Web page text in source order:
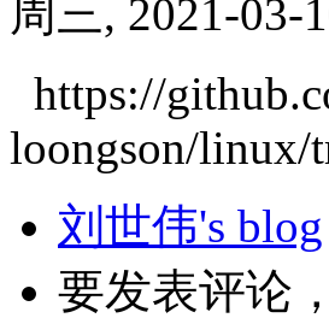
周三, 2021-
https://
loongson/linux/
刘世伟's blog
要发表评论